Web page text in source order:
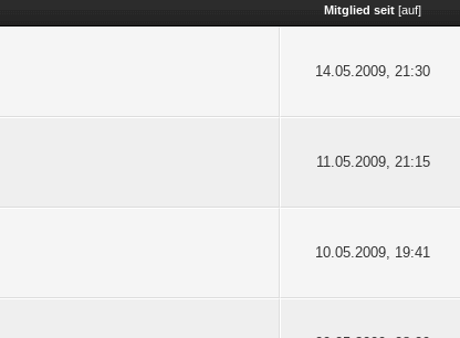
Mitglied seit [auf]
14.05.2009, 21:30
11.05.2009, 21:15
10.05.2009, 19:41